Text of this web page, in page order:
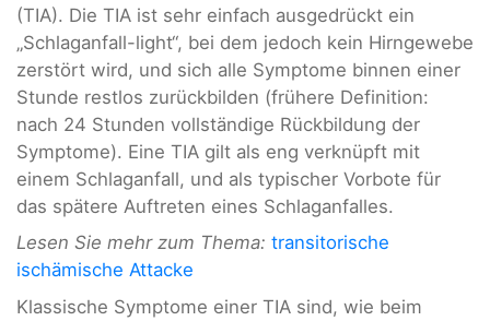
(TIA). Die TIA ist sehr einfach ausgedrückt ein
„Schlaganfall-light“, bei dem jedoch kein Hirngewebe
zerstört wird, und sich alle Symptome binnen einer
Stunde restlos zurückbilden (frühere Definition:
nach 24 Stunden vollständige Rückbildung der
Symptome). Eine TIA gilt als eng verknüpft mit
einem Schlaganfall, und als typischer Vorbote für
das spätere Auftreten eines Schlaganfalles.
Lesen Sie mehr zum Thema: transitorische
ischämische Attacke
Klassische Symptome einer TIA sind, wie beim